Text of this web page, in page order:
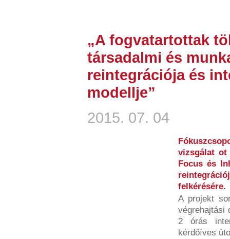
„A fogvatartottak
társadalmi és
reintegrációja és
modellje”
2015. 07. 04
vizsgálat ot
Focus és
felkérésére.
A projekt
végrehajtási
2 órás
kérdőíves